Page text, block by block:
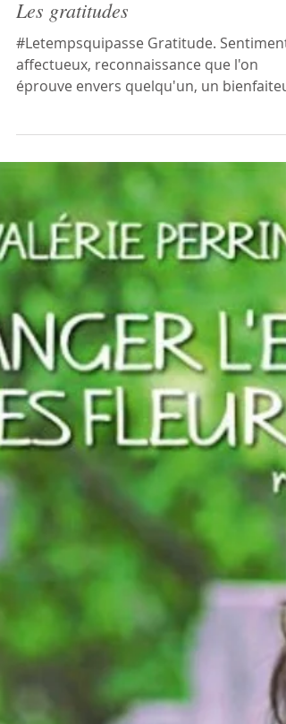
1 min de lecture
Les gratitudes
éprouve envers quelqu'un, un bienfaiteur
dont on se sent...